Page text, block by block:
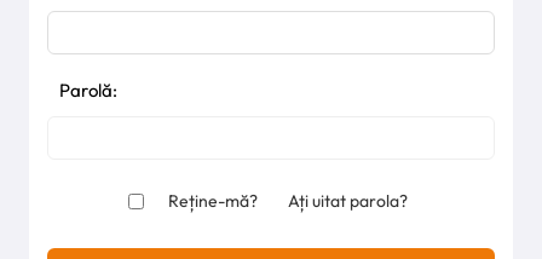
Parolă:
Reține-mă? Ați uitat parola?